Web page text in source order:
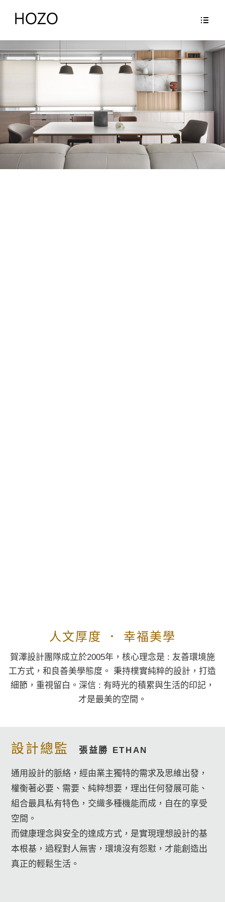
人文厚度 ． 幸福美學
賀澤設計團隊成立於2005年，核心理念是 : 友善環境施
工方式，和良善美學態度。 秉持樸實純粹的設計，打造
細節，重視留白。深信 : 有時光的積累與生活的印記，
才是最美的空間。
設計總監 張益勝 ETHAN
通用設計的脈絡，經由業主獨特的需求及思維出發，
權衡著必要、需要、純粹想要，理出任何發展可能、
組合最具私有特色，交織多種機能而成，自在的享受
空間。
而健康理念與安全的達成方式，是實現理想設計的基
本根基，過程對人無害，環境沒有怨懟，才能創造出
真正的輕鬆生活。